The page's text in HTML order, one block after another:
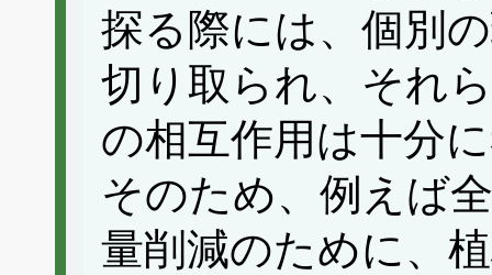
探る際には、個別
切り取られ、それ
の相互作用は十分
そのため、例えば
量削減のために、